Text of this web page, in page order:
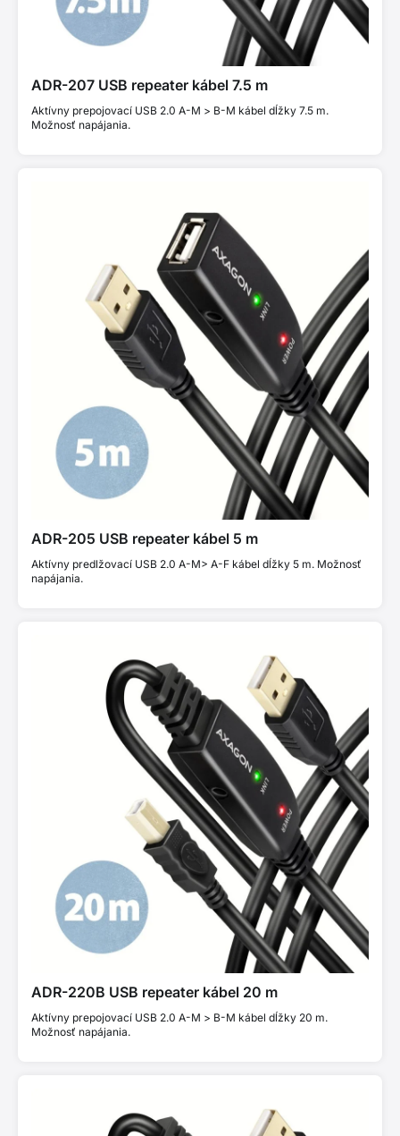
ADR-207 USB repeater kábel 7.5 m
Aktívny prepojovací USB 2.0 A-M > B-M kábel dĺžky 7.5 m.
Možnosť napájania.
ADR-205 USB repeater kábel 5 m
Aktívny predlžovací USB 2.0 A-M> A-F kábel dĺžky 5 m. Možnosť
napájania.
ADR-220B USB repeater kábel 20 m
Aktívny prepojovací USB 2.0 A-M > B-M kábel dĺžky 20 m.
Možnosť napájania.